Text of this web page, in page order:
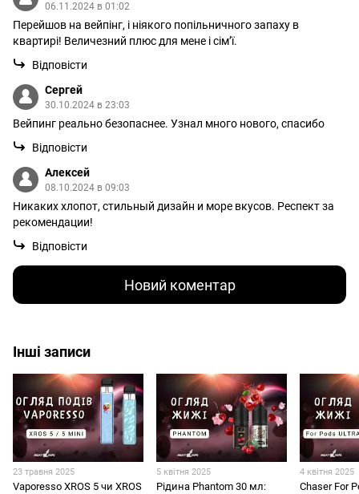
06.11.2024 в 01:02
Перейшов на вейпінг, і ніякого попільничного запаху в
квартирі! Величезний плюс для мене і сім’ї.
Відповісти
Сергей
30.10.2024 в 23:03
Вейпинг реально безопаснее. Узнал много нового, спасибо
Відповісти
Алексей
08.10.2024 в 09:03
Никаких хлопот, стильный дизайн и море вкусов. Респект за
рекомендации!
Відповісти
Новий коментар
Інші записи
23 травня 2025
Vaporesso XROS 5 чи XROS
5 квітня 2025
Рідина Phantom 30 мл:
4 квітня 2025
Chaser For